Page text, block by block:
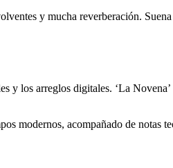
y mucha reverberación.
y los arreglos digitales. ‘La
modernos, acompañado de